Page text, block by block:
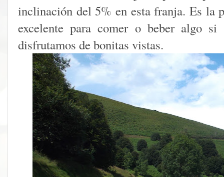
inclinación del 5% en esta franja. Es la
excelente para comer o beber algo si
disfrutamos de bonitas vistas.